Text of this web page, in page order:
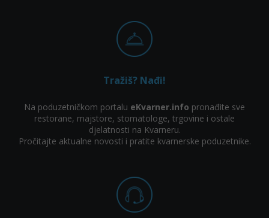
Tražiš? Nađi!
Na poduzetničkom portalu eKvarner.info pronađite sve
restorane, majstore, stomatologe, trgovine i ostale
djelatnosti na Kvarneru.
Pročitajte aktualne novosti i pratite kvarnerske poduzetnike.